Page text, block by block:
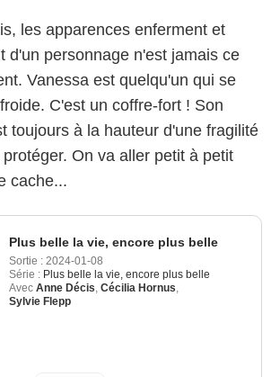
les apparences enferment et
d'un personnage n'est jamais ce
Vanessa est quelqu'un qui se
C'est un coffre-fort ! Son
toujours à la hauteur d'une fragilité
On va aller petit à petit
cache...
Plus belle la vie, encore plus belle
Sortie : 2024-01-08
Série : Plus belle la vie, encore plus belle
Avec Anne Décis Cécilia Hornus
Sylvie Flepp